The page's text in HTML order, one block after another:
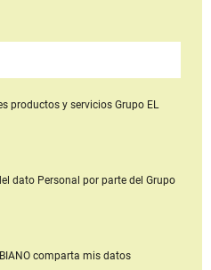
productos y serviciosGrupo EL
dato Personal por parte del Grupo
comparta mis datos